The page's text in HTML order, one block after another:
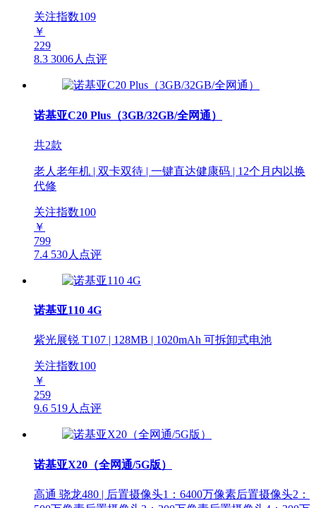
关注指数109
￥
229
8.3 3006人点评
诺基亚C20 Plus（3GB/32GB/全网通）
共2款
老人老年机 | 双卡双待 | 一键直达健康码 | 12个月内以换
代修
关注指数100
￥
799
7.4 530人点评
诺基亚110 4G
紫光展锐 T107 | 128MB | 1020mAh 可拆卸式电池
关注指数100
￥
259
9.6 519人点评
诺基亚X20（全网通/5G版）
高通 骁龙480 | 后置摄像头1：6400万像素后置摄像头2：